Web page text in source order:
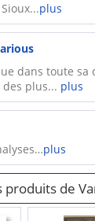
plus
dans toute sa
plus... plus
plus
produits de